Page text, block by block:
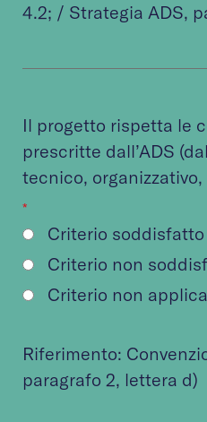
4.2; / Strategia ADS,
Il progetto rispetta le
prescritte dall’ADS
tecnico,
*
Criterio soddisfatto
Criterio non
Criterio non
Riferimento:
paragrafo 2, lettera d)